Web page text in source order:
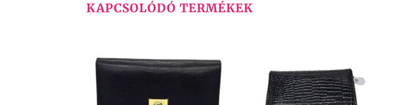
KAPCSOLÓDÓ TERMÉKEK